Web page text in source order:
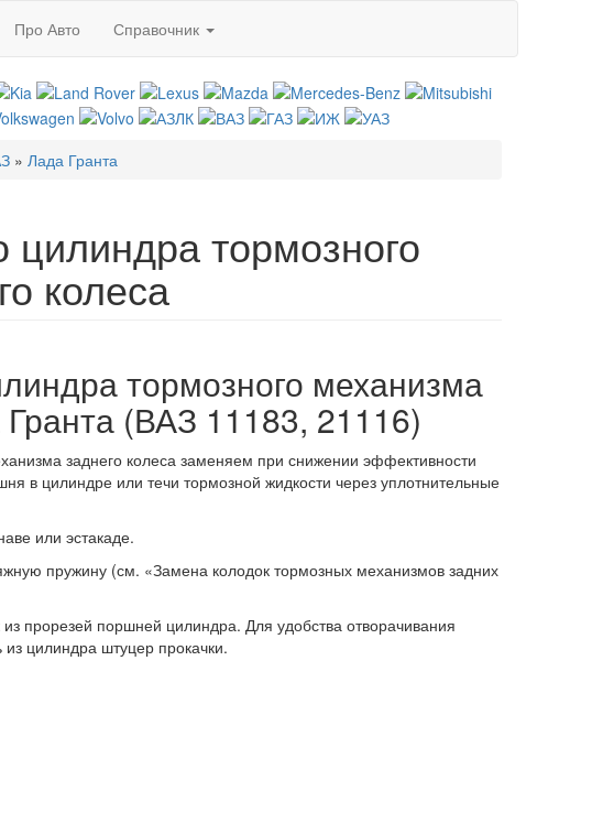
Про Авто Справочник
» Лада Гранта
цилиндра тормозного
колеса
тормозного механизма
(ВАЗ 11183, 21116)
заднего колеса заменяем при снижении эффективности
в цилиндре или течи тормозной жидкости через уплотнительные
или эстакаде.
пружину (см. «Замена колодок тормозных механизмов задних
прорезей поршней цилиндра. Для удобства отворачивания
цилиндра штуцер прокачки.